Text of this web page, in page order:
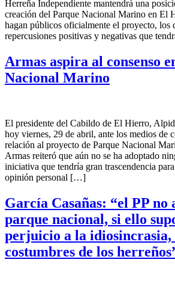
Herreña Independiente mantendrá una
creación del Parque Nacional Marino en El
hagan públicos oficialmente el proyecto, los
repercusiones positivas y negativas que
Armas aspira al consenso
Nacional Marino
El presidente del Cabildo de El Hierro,
hoy viernes, 29 de abril, ante los medios de
relación al proyecto de Parque Nacional
Armas reiteró que aún no se ha adoptado
iniciativa que tendría gran trascendencia
opinión personal […]
García Casañas: “el PP no
parque nacional, si ello
perjuicio a la idiosincrasia,
costumbres de los